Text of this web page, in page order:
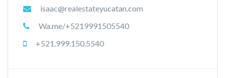
isaac@realestateyucatan.com
Wa.me/+5219991505540
+521.999.150.5540